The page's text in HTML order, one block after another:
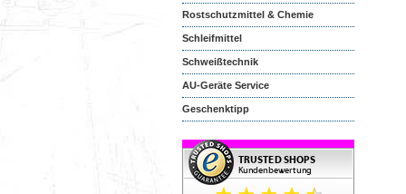
Rostschutzmittel & Chemie
Schleifmittel
Schweißtechnik
AU-Geräte Service
Geschenktipp